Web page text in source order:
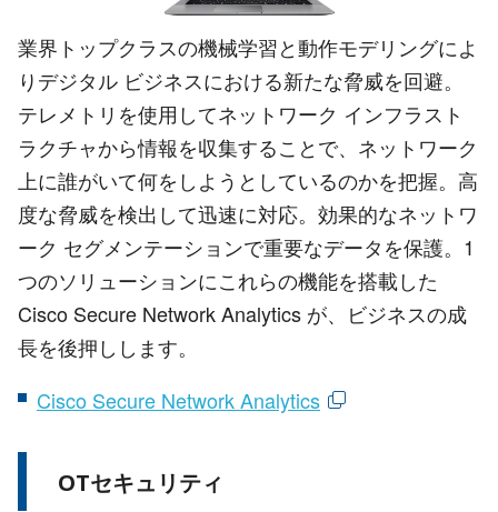
業界トップクラスの機械学習と動作モデリングによ
りデジタル ビジネスにおける新たな脅威を回避。
テレメトリを使用してネットワーク インフラスト
ラクチャから情報を収集することで、ネットワーク
上に誰がいて何をしようとしているのかを把握。高
度な脅威を検出して迅速に対応。効果的なネットワ
ーク セグメンテーションで重要なデータを保護。1
つのソリューションにこれらの機能を搭載した
Cisco Secure Network Analytics が、ビジネスの成
長を後押しします。
Cisco Secure Network Analytics
OTセキュリティ